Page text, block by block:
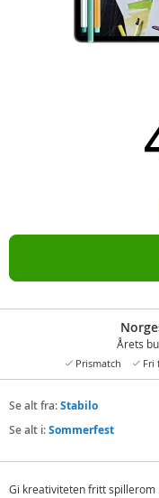
Årets
Prismatch Fri
Se alt fra:Stabilo
Se alt i:Sommerfest
Gi kreativiteten fritt spillerom